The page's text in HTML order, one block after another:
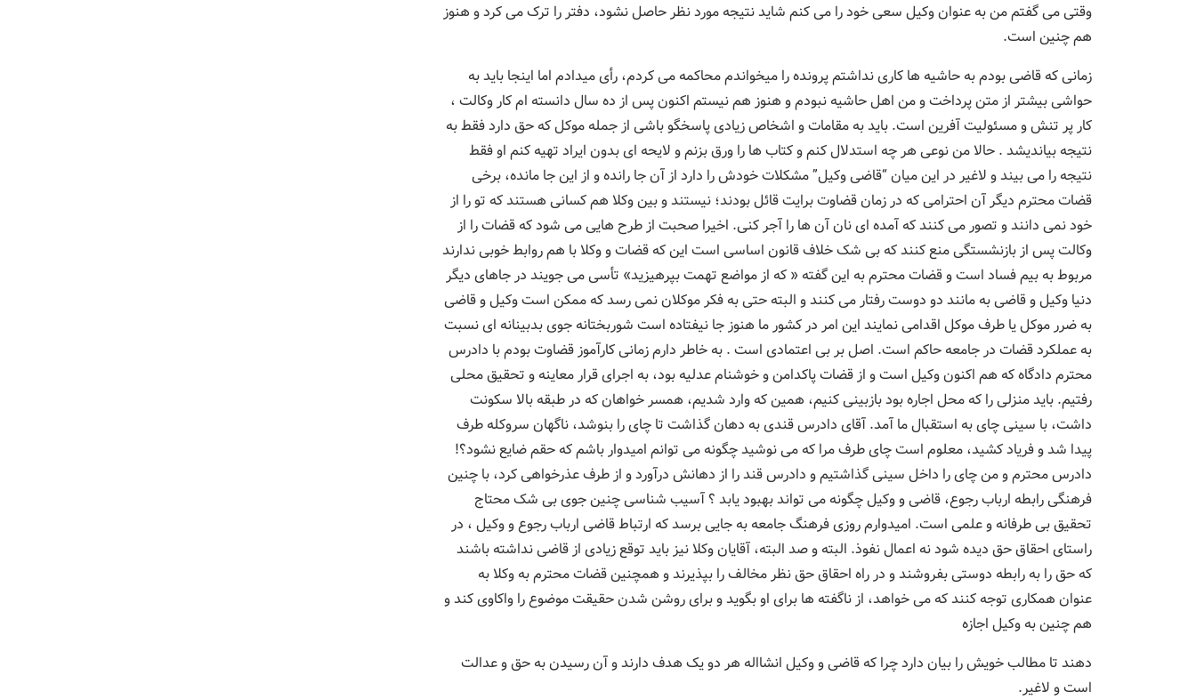
وقتی می گفتم من به عنوان وکیل سعی خود را می کنم شاید نتیجه مورد نظر حاصل نشود، دفتر را ترک می کرد و هنوز
هم چنین است.
زمانی که قاضی بودم به حاشیه ها کاری نداشتم پرونده را میخواندم محاکمه می کردم، رأی میدادم اما اینجا باید به
حواشی بیشتر از متن پرداخت و من اهل حاشیه نبودم و هنوز هم نیستم اکنون پس از ده سال دانسته ام کار وکالت ،
کار پر تنش و مسئولیت آفرین است. باید به مقامات و اشخاص زیادی پاسخگو باشی از جمله موکل که حق دارد فقط به
نتیجه بیاندیشد . حالا من نوعی هر چه استدلال کنم و کتاب ها را ورق بزنم و لایحه ای بدون ایراد تهیه کنم او فقط
نتیجه را می بیند و لاغیر در این میان “قاضی وکیل” مشکلات خودش را دارد از آن جا رانده و از این جا مانده، برخی
قضات محترم دیگر آن احترامی که در زمان قضاوت برایت قائل بودند؛ نیستند و بین وکلا هم کسانی هستند که تو را از
خود نمی دانند و تصور می کنند که آمده ای نان آن ها را آجر کنی. اخیرا صحبت از طرح هایی می شود که قضات را از
وکالت پس از بازنشستگی منع کنند که بی شک خلاف قانون اساسی است این که قضات و وکلا با هم روابط خوبی ندارند
مربوط به بیم فساد است و قضات محترم به این گفته « که از مواضع تهمت بپرهیزید» تأسی می جویند در جاهای دیگر
دنیا وکیل و قاضی به مانند دو دوست رفتار می کنند و البته حتی به فکر موکلان نمی رسد که ممکن است وکیل و قاضی
به ضرر موکل یا طرف موکل اقدامی نمایند این امر در کشور ما هنوز جا نیفتاده است شوربختانه جوی بدبینانه ای نسبت
به عملکرد قضات در جامعه حاکم است. اصل بر بی اعتمادی است . به خاطر دارم زمانی کارآموز قضاوت بودم با دادرس
محترم دادگاه که هم اکنون وکیل است و از قضات پاکدامن و خوشنام عدلیه بود، به اجرای قرار معاینه و تحقیق محلی
رفتیم. باید منزلی را که محل اجاره بود بازبینی کنیم، همین که وارد شدیم، همسر خواهان که در طبقه بالا سکونت
داشت، با سینی چای به استقبال ما آمد. آقای دادرس قندی به دهان گذاشت تا چای را بنوشد، ناگهان سروکله طرف
پیدا شد و فریاد کشید، معلوم است چای طرف مرا که می نوشید چگونه می توانم امیدوار باشم که حقم ضایع نشود؟!
دادرس محترم و من چای را داخل سینی گذاشتیم و دادرس قند را از دهانش درآورد و از طرف عذرخواهی کرد، با چنین
فرهنگی رابطه ارباب رجوع، قاضی و وکیل چگونه می تواند بهبود یابد ؟ آسیب شناسی چنین جوی بی شک محتاج
تحقیق بی طرفانه و علمی است. امیدوارم روزی فرهنگ جامعه به جایی برسد که ارتباط قاضی ارباب رجوع و وکیل ، در
راستای احقاق حق دیده شود نه اعمال نفوذ. البته و صد البته، آقایان وکلا نیز باید توقع زیادی از قاضی نداشته باشند
که حق را به رابطه دوستی بفروشند و در راه احقاق حق نظر مخالف را بپذیرند و همچنین قضات محترم به وکلا به
عنوان همکاری توجه کنند که می خواهد، از ناگفته ها برای او بگوید و برای روشن شدن حقیقت موضوع را واکاوی کند و
هم چنین به وکیل اجازه
دهند تا مطالب خویش را بیان دارد چرا که قاضی و وکیل انشااله هر دو یک هدف دارند و آن رسیدن به حق و عدالت
است و لاغیر.